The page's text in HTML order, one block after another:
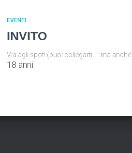
EVENTI
INVITO
Via agli spot! (puoi collegarti… “ma
18 anni